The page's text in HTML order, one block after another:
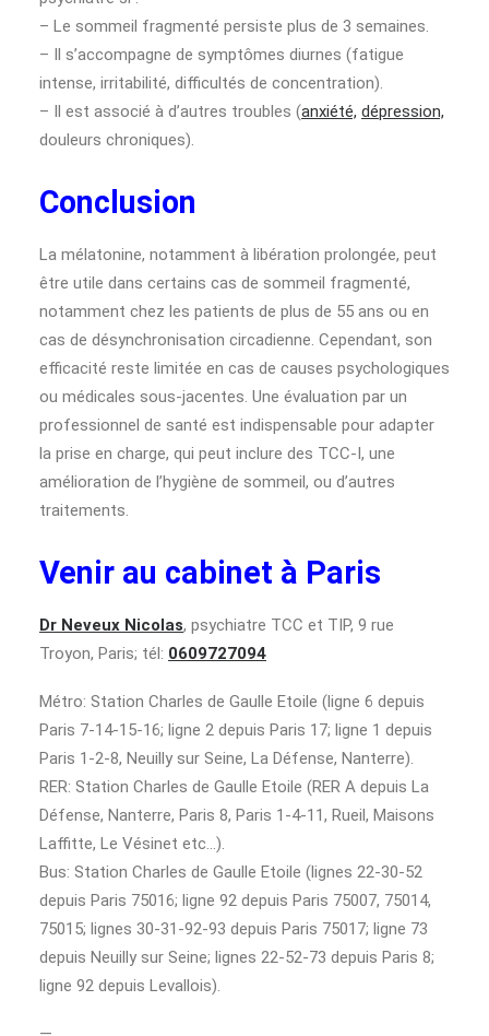
– Le sommeil fragmenté persiste plus de 3 semaines.
– Il s’accompagne de symptômes diurnes (fatigue
intense, irritabilité, difficultés de concentration).
– Il est associé à d’autres troubles (anxiété, dépression,
douleurs chroniques).
Conclusion
La mélatonine, notamment à libération prolongée, peut
être utile dans certains cas de sommeil fragmenté,
notamment chez les patients de plus de 55 ans ou en
cas de désynchronisation circadienne. Cependant, son
efficacité reste limitée en cas de causes psychologiques
ou médicales sous-jacentes. Une évaluation par un
professionnel de santé est indispensable pour adapter
la prise en charge, qui peut inclure des TCC-I, une
amélioration de l’hygiène de sommeil, ou d’autres
traitements.
Venir au cabinet à Paris
Dr Neveux Nicolas, psychiatre TCC et TIP, 9 rue
Troyon, Paris; tél: 0609727094
Métro: Station Charles de Gaulle Etoile (ligne 6 depuis
Paris 7-14-15-16; ligne 2 depuis Paris 17; ligne 1 depuis
Paris 1-2-8, Neuilly sur Seine, La Défense, Nanterre).
RER: Station Charles de Gaulle Etoile (RER A depuis La
Défense, Nanterre, Paris 8, Paris 1-4-11, Rueil, Maisons
Laffitte, Le Vésinet etc…).
Bus: Station Charles de Gaulle Etoile (lignes 22-30-52
depuis Paris 75016; ligne 92 depuis Paris 75007, 75014,
75015; lignes 30-31-92-93 depuis Paris 75017; ligne 73
depuis Neuilly sur Seine; lignes 22-52-73 depuis Paris 8;
ligne 92 depuis Levallois).